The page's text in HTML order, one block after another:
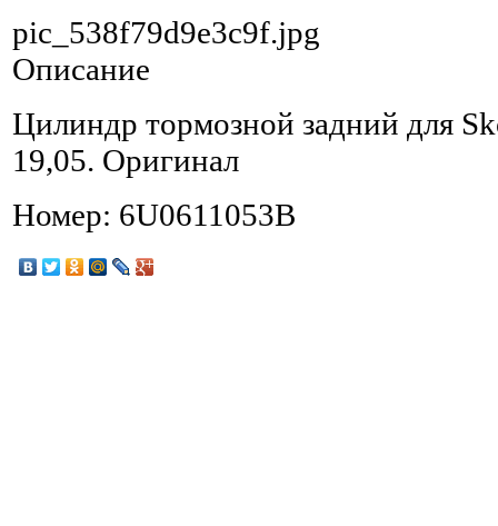
pic_538f79d9e3c9f.jpg
Описание
Цилиндр тормозной задний для
19,05. Оригинал
Номер: 6U0611053B